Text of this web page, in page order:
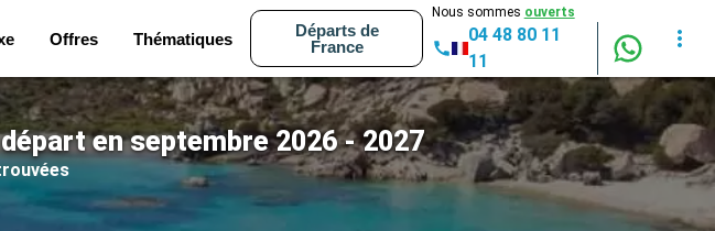
Offres Thématiques
Départs de
France
Nous sommes ouverts
04 48 80 11
11
en septembre 2026 - 2027